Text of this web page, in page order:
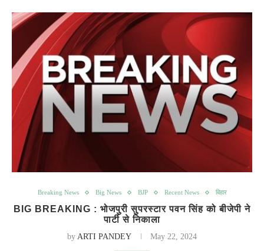
Breaking News Big News BJP Recent News बिहार
BIG BREAKING : भोजपुरी सुपरस्टार पवन सिंह को बीजेपी ने
पार्टी से निकाला
by ARTI PANDEY May 22, 2024